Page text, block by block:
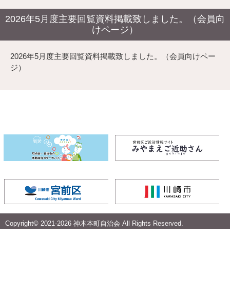
2026年5月度主要回覧資料掲載致しました。（会員向
けページ）
2026年5月度主要回覧資料掲載致しました。（会員向けペー
ジ）
Copyright© 2021-2026 神木本町自治会 All Rights Reserved.